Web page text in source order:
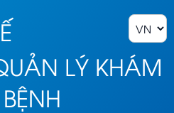
LÝ KHÁM